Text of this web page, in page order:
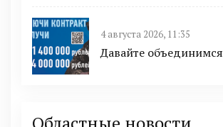
4 августа 2026, 11:35
Давайте объединимся